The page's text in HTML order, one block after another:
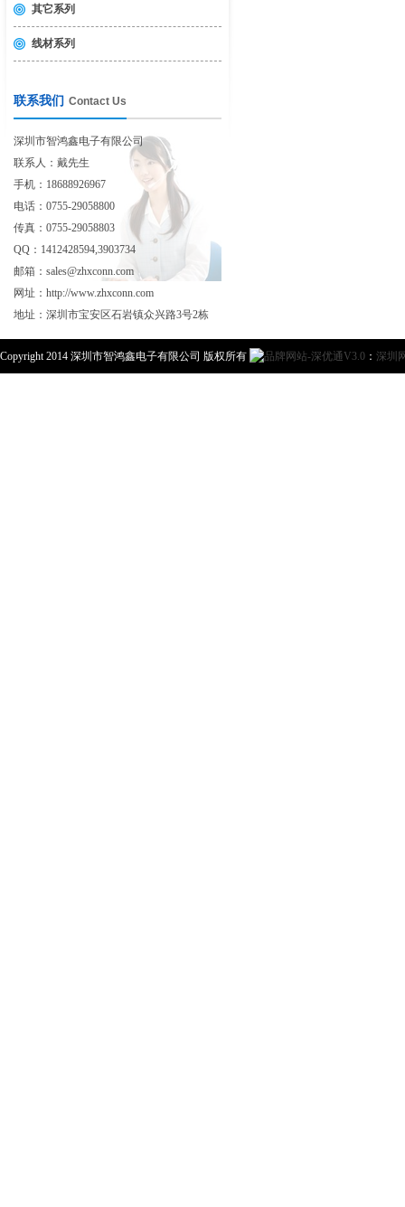
其它系列
线材系列
联系我们 Contact Us
深圳市智鸿鑫电子有限公司
联系人：戴先生
手机：18688926967
电话：0755-29058800
传真：0755-29058803
QQ：1412428594,3903734
邮箱：sales@zhxconn.com
网址：http://www.zhxconn.com
地址：深圳市宝安区石岩镇众兴路3号2栋
Copyright 2014 深圳市智鸿鑫电子有限公司 版权所有 ： 深圳